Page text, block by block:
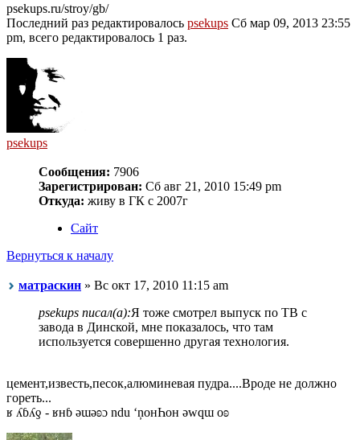
psekups.ru/stroy/gb/
Последний раз редактировалось psekups Сб мар 09, 2013 23:55
pm, всего редактировалось 1 раз.
psekups
Сообщения: 7906
Зарегистрирован: Сб авг 21, 2010 15:49 pm
Откуда: живу в ГК с 2007г
Сайт
Вернуться к началу
матраскин » Вс окт 17, 2010 11:15 am
psekups писал(а):Я тоже смотрел выпуск по ТВ с
завода в Динской, мне показалось, что там
используется совершенно другая технология.
цемент,известь,песок,алюминевая пудра....Вроде не должно
гореть...
ʁ ʎɓʎƍ - ʁнɓ ǝɯǝʚɔ ndu ‘ņонҺон ǝwqɯ оʚ